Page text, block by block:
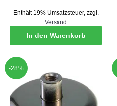
war:
3,50 €
ist:
3,07 €.
Enthält 19% Umsatzsteuer, zzgl.
Versand
In den Warenkorb
-28%